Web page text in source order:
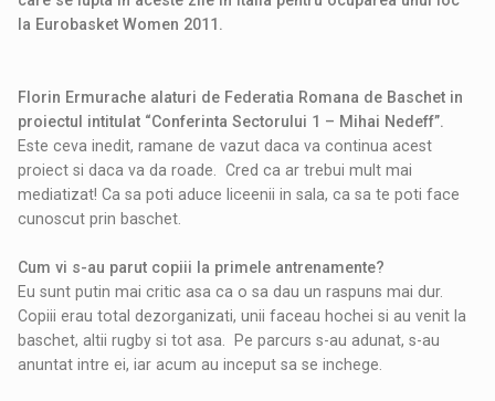
la Eurobasket Women 2011.
Florin Ermurache alaturi de Federatia Romana de Baschet in
proiectul intitulat “Conferinta Sectorului 1 – Mihai Nedeff”.
Este ceva inedit, ramane de vazut daca va continua acest
proiect si daca va da roade. Cred ca ar trebui mult mai
mediatizat! Ca sa poti aduce liceenii in sala, ca sa te poti face
cunoscut prin baschet.
Cum vi s-au parut copiii la primele antrenamente?
Eu sunt putin mai critic asa ca o sa dau un raspuns mai dur.
Copiii erau total dezorganizati, unii faceau hochei si au venit la
baschet, altii rugby si tot asa. Pe parcurs s-au adunat, s-au
anuntat intre ei, iar acum au inceput sa se inchege.